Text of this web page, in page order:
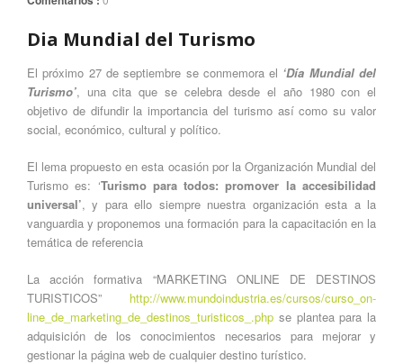
Dia Mundial del Turismo
El próximo 27 de septiembre se conmemora el ‘Día Mundial del
Turismo’, una cita que se celebra desde el año 1980 con el
objetivo de difundir la importancia del turismo así como su valor
social, económico, cultural y político.
El lema propuesto en esta ocasión por la Organización Mundial del
Turismo es: ‘Turismo para todos: promover la accesibilidad
universal’, y para ello siempre nuestra organización esta a la
vanguardia y proponemos una formación para la capacitación en la
temática de referencia
La acción formativa “MARKETING ONLINE DE DESTINOS
TURISTICOS” http://www.mundoindustria.es/cursos/curso_on-
line_de_marketing_de_destinos_turisticos_.php se plantea para la
adquisición de los conocimientos necesarios para mejorar y
gestionar la página web de cualquier destino turístico.